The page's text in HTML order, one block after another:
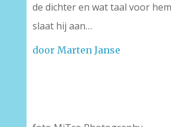
de dichter en wat taal voor
slaat hij aan…
door Marten Janse